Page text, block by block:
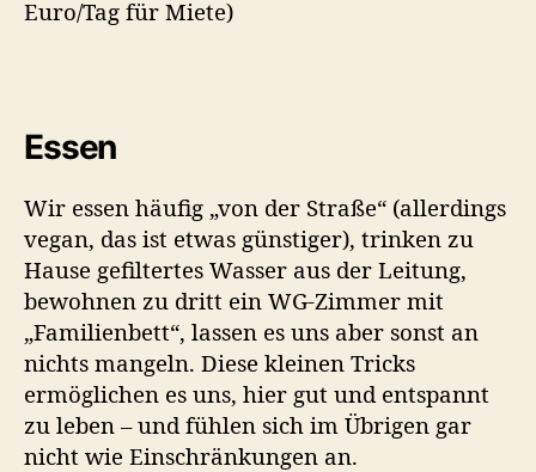
Euro/Tag für Miete)
Essen
Wir essen häufig „von der Straße“ (allerdings
vegan, das ist etwas günstiger), trinken zu
Hause gefiltertes Wasser aus der Leitung,
bewohnen zu dritt ein WG-Zimmer mit
„Familienbett“, lassen es uns aber sonst an
nichts mangeln. Diese kleinen Tricks
ermöglichen es uns, hier gut und entspannt
zu leben – und fühlen sich im Übrigen gar
nicht wie Einschränkungen an.